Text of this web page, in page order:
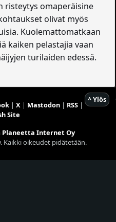
risteytys omaperäisine
olivat myös
Kuolemattomatkaan
kaiken pelastajia vaan
turilaiden edessä.
^ Ylös
| X| Mastodon| RSS|
Site
Planeetta Internet Oy
Kaikki oikeudet pidätetään.